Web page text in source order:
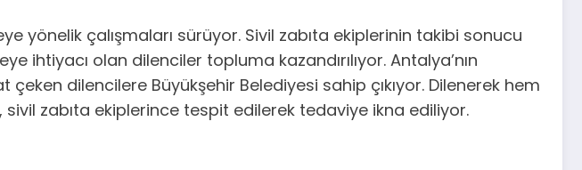
yönelik çalışmaları sürüyor. Sivil zabıta ekiplerinin takibi sonucu
ihtiyacı olan dilenciler topluma kazandırılıyor. Antalya’nın
dilencilere Büyükşehir Belediyesi sahip çıkıyor. Dilenerek hem
sivil zabıta ekiplerince tespit edilerek tedaviye ikna ediliyor.